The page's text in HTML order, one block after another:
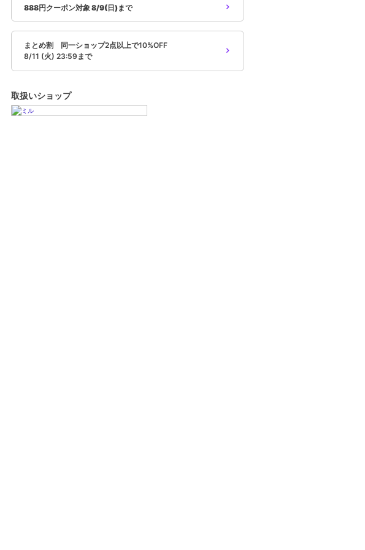
888円クーポン対象 8/9(日)まで
まとめ割 同一ショップ2点以上で10%OFF
8/11 (火) 23:59まで
取扱いショップ